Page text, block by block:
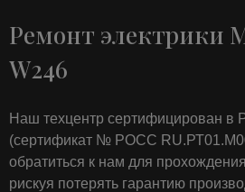
Ремонт электрики
W246
Наш техцентр сертифицирован в
(сертификат № РОСС
обратиться к нам для
рискуя потерять гарантию